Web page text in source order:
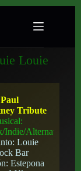
Louie
Paul
Tribute
Indie/Alternativo
Louie
Bar
Estepona